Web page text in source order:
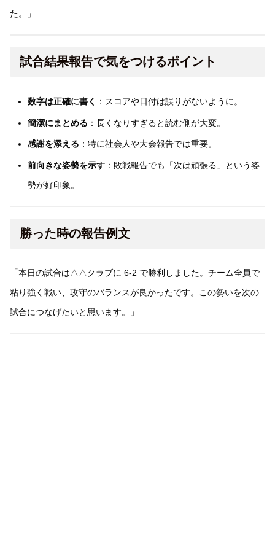
た。」
試合結果報告で気をつけるポイント
数字は正確に書く ：スコアや日付は誤りがないように。
簡潔にまとめる ：長くなりすぎると読む側が大変。
感謝を添える ：特に社会人や大会報告では重要。
前向きな姿勢を示す：敗戦報告でも「次は頑張る」という姿
勢が好印象。
勝った時の報告例文
「本日の試合は△△クラブに 6-2 で勝利しました。チーム全員で
粘り強く戦い、攻守のバランスが良かったです。この勢いを次の
試合につなげたいと思います。」